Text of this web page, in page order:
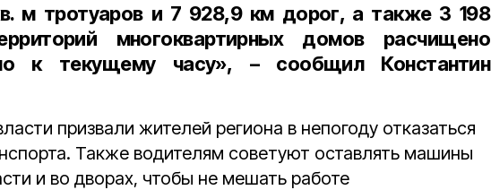
м тротуаров и 7 928,9 км дорог, а также 3 198
многоквартирных домов расчищено
к текущему часу», – сообщил Константин
призвали жителей региона в непогоду отказаться
Также водителям советуют оставлять машины
и во дворах, чтобы не мешать работе